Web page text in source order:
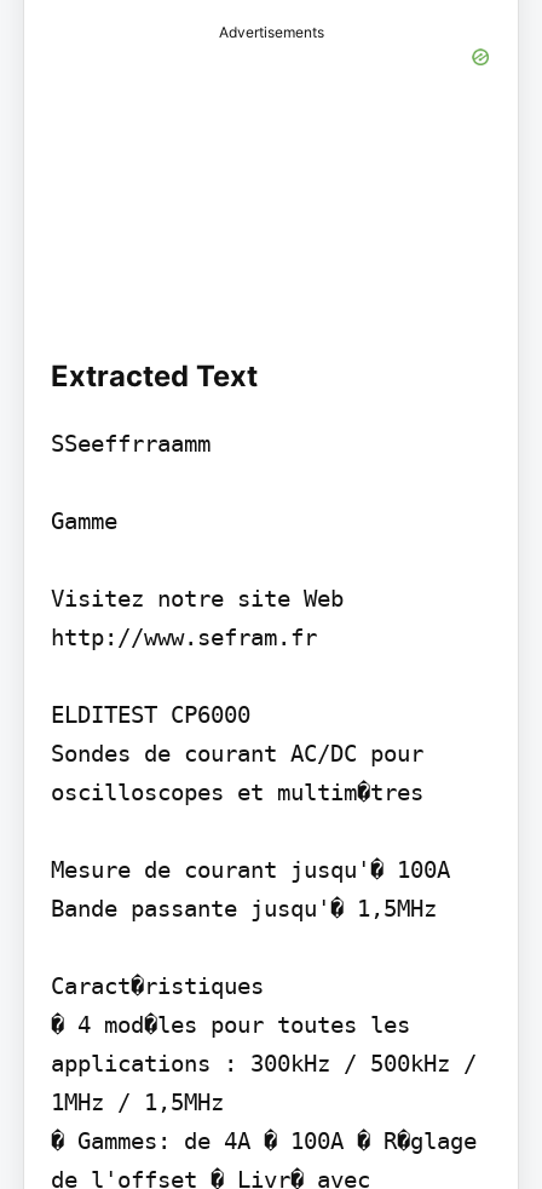
Advertisements
Extracted Text
SSeeffrraamm
Gamme
Visitez notre site Web
http://www.sefram.fr
ELDITEST CP6000
Sondes de courant AC/DC pour
oscilloscopes et multim�tres
Mesure de courant jusqu'� 100A
Bande passante jusqu'� 1,5MHz
Caract�ristiques
� 4 mod�les pour toutes les
applications : 300kHz / 500kHz /
1MHz / 1,5MHz
� Gammes: de 4A � 100A � R�glage
de l'offset � Livr� avec